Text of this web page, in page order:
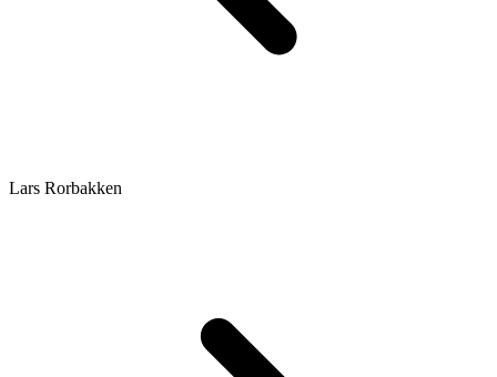
Lars Rorbakken